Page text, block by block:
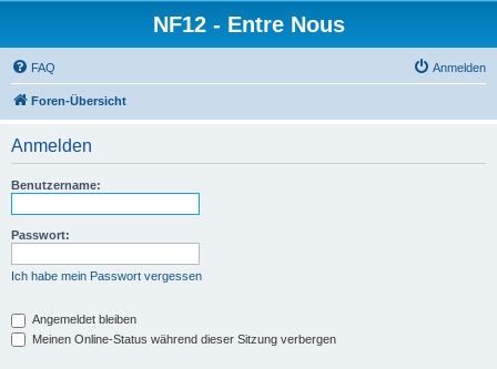
NF12 - Entre Nous
FAQ Anmelden
Foren-Übersicht
Anmelden
Benutzername:
Passwort:
Ich habe mein Passwort vergessen
Angemeldet bleiben
Meinen Online-Status während dieser Sitzung verbergen